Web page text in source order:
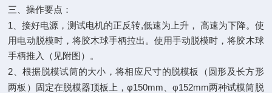
三、操作要点：
1 、接好电源，测试电机的正反转,低速为上升，
高速为下降。使
用电动脱模时，将胶木球手柄拉出。使用手动脱模时，将胶木球
手柄推入（见附图）。
2 、根据脱模试筒的大小，将相应尺寸的脱模板（圆形及长方形
两板）固定在脱模器顶板上，φ150mm 、φ152mm两种试模筒脱